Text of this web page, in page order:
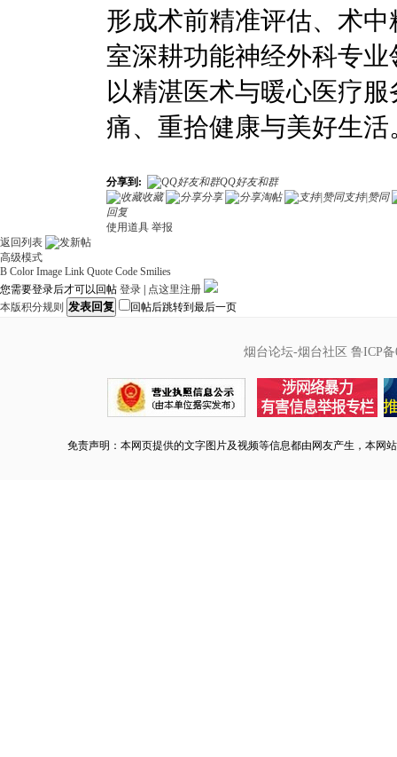
形成术前精准评估、术
室深耕功能神经外科专
以精湛医术与暖心医疗
痛、重拾健康与美好生活
分享到:
QQ好友和群
收藏
分享 淘帖
支持|赞同
回复
使用道具 举报
返回列表
高级模式
B Color Image Link Quote Code Smilies
您需要登录后才可以回帖 登录
点这里注册
本版积分规则 发表回复 回帖后跳转到最后一页
烟台论坛-烟台社区 鲁ICP备
免责声明：本网页提供的文字图片及视频等信息都由网友产生，本网